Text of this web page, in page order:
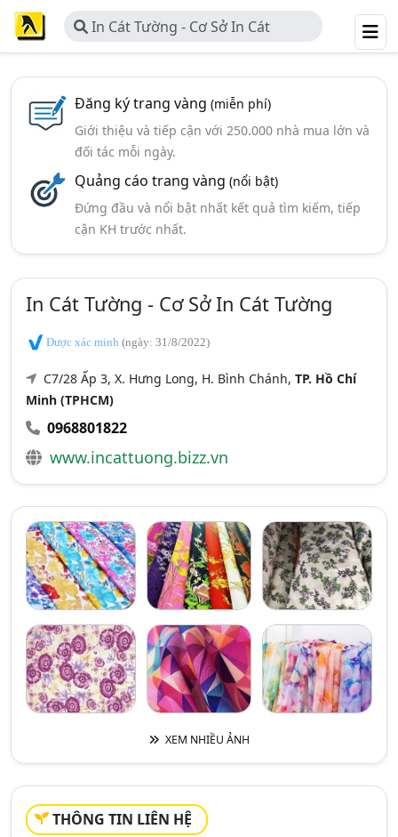
In Cát Tường - Cơ Sở In Cát
Tường
Đăng ký trang vàng (miễn phí)
Giới thiệu và tiếp cận với 250.000 nhà mua lớn và
đối tác mỗi ngày.
Quảng cáo trang vàng (nổi bật)
Đứng đầu và nổi bật nhất kết quả tìm kiếm, tiếp
cận KH trước nhất.
In Cát Tường - Cơ Sở In Cát Tường
Được xác minh (ngày: 31/8/2022)
C7/28 Ấp 3, X. Hưng Long, H. Bình Chánh, TP. Hồ Chí
Minh (TPHCM)
0968801822
www.incattuong.bizz.vn
XEM NHIỀU ẢNH
THÔNG TIN LIÊN HỆ